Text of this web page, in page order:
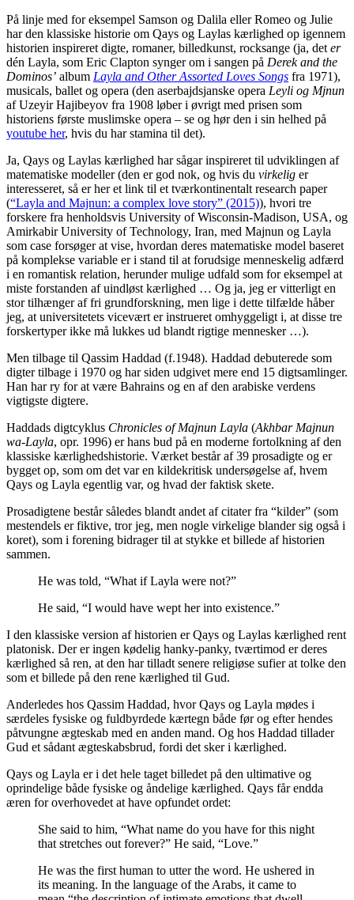
På linje med for eksempel Samson og Dalila eller Romeo og Julie
har den klassiske historie om Qays og Laylas kærlighed op igennem
historien inspireret digte, romaner, billedkunst, rocksange (ja, det er
dén Layla, som Eric Clapton synger om i sangen på Derek and the
Dominos’ album Layla and Other Assorted Loves Songs fra 1971),
musicals, ballet og opera (den aserbajdsjanske opera Leyli og Mjnun
af Uzeyir Hajibeyov fra 1908 løber i øvrigt med prisen som
historiens første muslimske opera – se og hør den i sin helhed på
youtube her, hvis du har stamina til det).
Ja, Qays og Laylas kærlighed har sågar inspireret til udviklingen af
matematiske modeller (den er god nok, og hvis du virkelig er
interesseret, så er her et link til et tværkontinentalt research paper
(“Layla and Majnun: a complex love story” (2015)), hvori tre
forskere fra henholdsvis University of Wisconsin-Madison, USA, og
Amirkabir University of Technology, Iran, med Majnun og Layla
som case forsøger at vise, hvordan deres matematiske model baseret
på komplekse variable er i stand til at forudsige menneskelig adfærd
i en romantisk relation, herunder mulige udfald som for eksempel at
miste forstanden af uindløst kærlighed … Og ja, jeg er vitterligt en
stor tilhænger af fri grundforskning, men lige i dette tilfælde håber
jeg, at universitetets vicevært er instrueret omhyggeligt i, at disse tre
forskertyper ikke må lukkes ud blandt rigtige mennesker …).
Men tilbage til Qassim Haddad (f.1948). Haddad debuterede som
digter tilbage i 1970 og har siden udgivet mere end 15 digtsamlinger.
Han har ry for at være Bahrains og en af den arabiske verdens
vigtigste digtere.
Haddads digtcyklus Chronicles of Majnun Layla (Akhbar Majnun
wa-Layla, opr. 1996) er hans bud på en moderne fortolkning af den
klassiske kærlighedshistorie. Værket består af 39 prosadigte og er
bygget op, som om det var en kildekritisk undersøgelse af, hvem
Qays og Layla egentlig var, og hvad der faktisk skete.
Prosadigtene består således blandt andet af citater fra “kilder” (som
mestendels er fiktive, tror jeg, men nogle virkelige blander sig også i
koret), som i forening bidrager til at stykke et billede af historien
sammen.
He was told, “What if Layla were not?”
He said, “I would have wept her into existence.”
I den klassiske version af historien er Qays og Laylas kærlighed rent
platonisk. Der er ingen kødelig hanky-panky, tværtimod er deres
kærlighed så ren, at den har tilladt senere religiøse sufier at tolke den
som et billede på den rene kærlighed til Gud.
Anderledes hos Qassim Haddad, hvor Qays og Layla mødes i
særdeles fysiske og fuldbyrdede kærtegn både før og efter hendes
påtvungne ægteskab med en anden mand. Og hos Haddad tillader
Gud et sådant ægteskabsbrud, fordi det sker i kærlighed.
Qays og Layla er i det hele taget billedet på den ultimative og
oprindelige både fysiske og åndelige kærlighed. Qays får endda
æren for overhovedet at have opfundet ordet:
She said to him, “What name do you have for this night
that stretches out forever?” He said, “Love.”
He was the first human to utter the word. He ushered in
its meaning. In the language of the Arabs, it came to